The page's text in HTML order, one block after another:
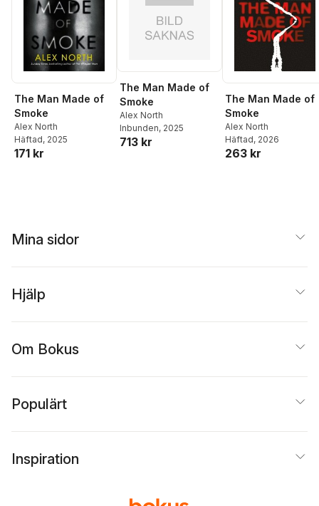
The Man Made of
Smoke
Alex North
Häftad, 2025
171 kr
The Man Made of
Smoke
Alex North
Inbunden, 2025
713 kr
The Man Made of
Smoke
Alex North
Häftad, 2026
263 kr
Mina sidor
Hjälp
Om Bokus
Populärt
Inspiration